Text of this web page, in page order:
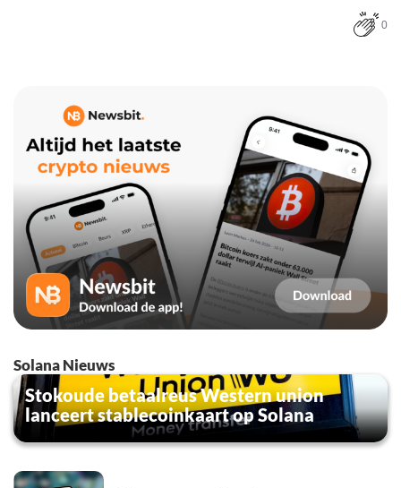
0
Solana Nieuws
Stokoude betaalreus Western union
lanceert stablecoinkaart op Solana